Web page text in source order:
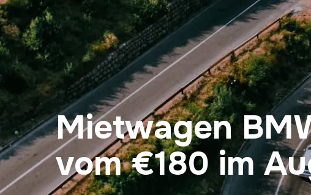
Mietwagen
vom €180 im